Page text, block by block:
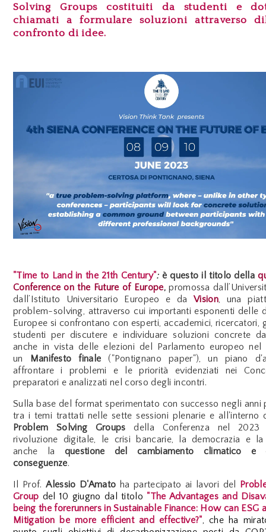
Solving Groups costituiti da studenti e
chiamati a formulare soluzioni attraverso
confronto di idee.
"Time to Land in the 21th Century":è questo il titolo della
Conference on the Future of Europe,promossa
dall’Istituto Universitario Europeo e daVision , una
problem-solving, attraverso cui importanti esponenti delle
Europee si confrontano con esperti, accademici, ricercatori,
studenti per discutere e individuare soluzioni concrete
anche in vista delle elezioni del Parlamento europeo nel
un
Manifesto finale ("Pontignano paper"), un piano
affrontare i problemi e le priorità evidenziati nei
preparatori e analizzati nel corso degli incontri.
Sulla base del format sperimentato con successo negli anni
tra i temi trattati nelle sette sessioni plenarie e all'interno
Problem Solving Groups della Conferenza nel
rivoluzione digitale, le crisi bancarie, la democrazia e la
anche la questione del cambiamento climatico e
conseguenze.
Il Prof.Alessio D'Amato ha partecipato ai lavori del
Group del 10 giugno dal titolo "The Advantages and
being the forerunners in Sustainable Finance: How can ESG
Mitigation be more efficient and effective?" , che ha